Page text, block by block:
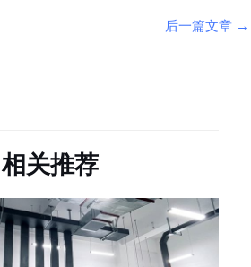
后一篇文章 →
相关推荐